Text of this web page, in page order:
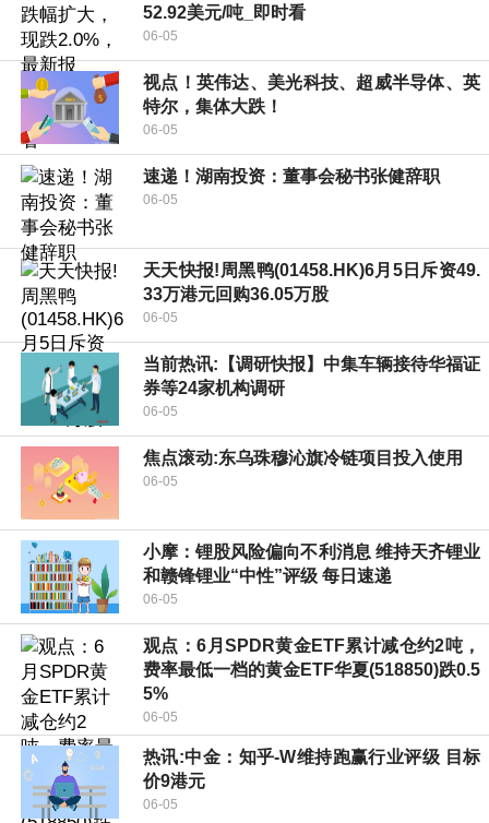
52.92美元/吨_即时看
06-05
视点！英伟达、美光科技、超威半导体、英
特尔，集体大跌！
06-05
速递！湖南投资：董事会秘书张健辞职
06-05
天天快报!周黑鸭(01458.HK)6月5日斥资49.
33万港元回购36.05万股
06-05
当前热讯:【调研快报】中集车辆接待华福证
券等24家机构调研
06-05
焦点滚动:东乌珠穆沁旗冷链项目投入使用
06-05
小摩：锂股风险偏向不利消息 维持天齐锂业
和赣锋锂业“中性”评级 每日速递
06-05
观点：6月SPDR黄金ETF累计减仓约2吨，
费率最低一档的黄金ETF华夏(518850)跌0.5
5%
06-05
热讯:中金：知乎-W维持跑赢行业评级 目标
价9港元
06-05